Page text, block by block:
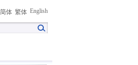
简体 繁体 English